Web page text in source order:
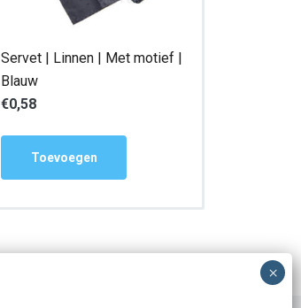
Servet | Linnen | Met motief |
Blauw
€0,58
Toevoegen